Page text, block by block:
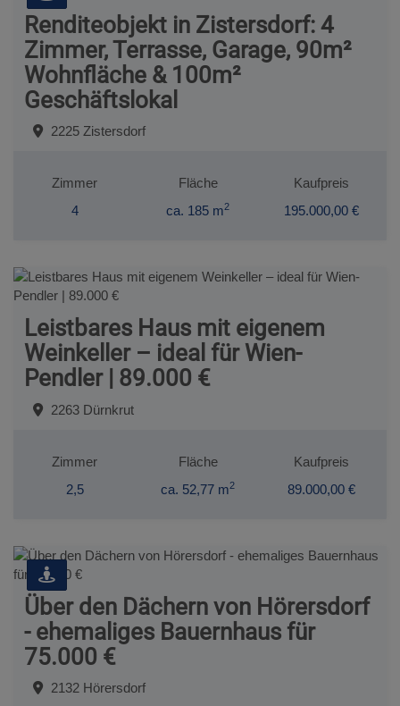
Renditeobjekt in Zistersdorf: 4
Zimmer, Terrasse, Garage, 90m²
Wohnfläche & 100m²
Geschäftslokal
2225 Zistersdorf
Zimmer
4
Fläche
ca. 185 m2
Kaufpreis
195.000,00 €
Leistbares Haus mit eigenem
Weinkeller – ideal für Wien-
Pendler | 89.000 €
2263 Dürnkrut
Zimmer
2,5
Fläche
ca. 52,77 m2
Kaufpreis
89.000,00 €
Über den Dächern von Hörersdorf
- ehemaliges Bauernhaus für
75.000 €
2132 Hörersdorf